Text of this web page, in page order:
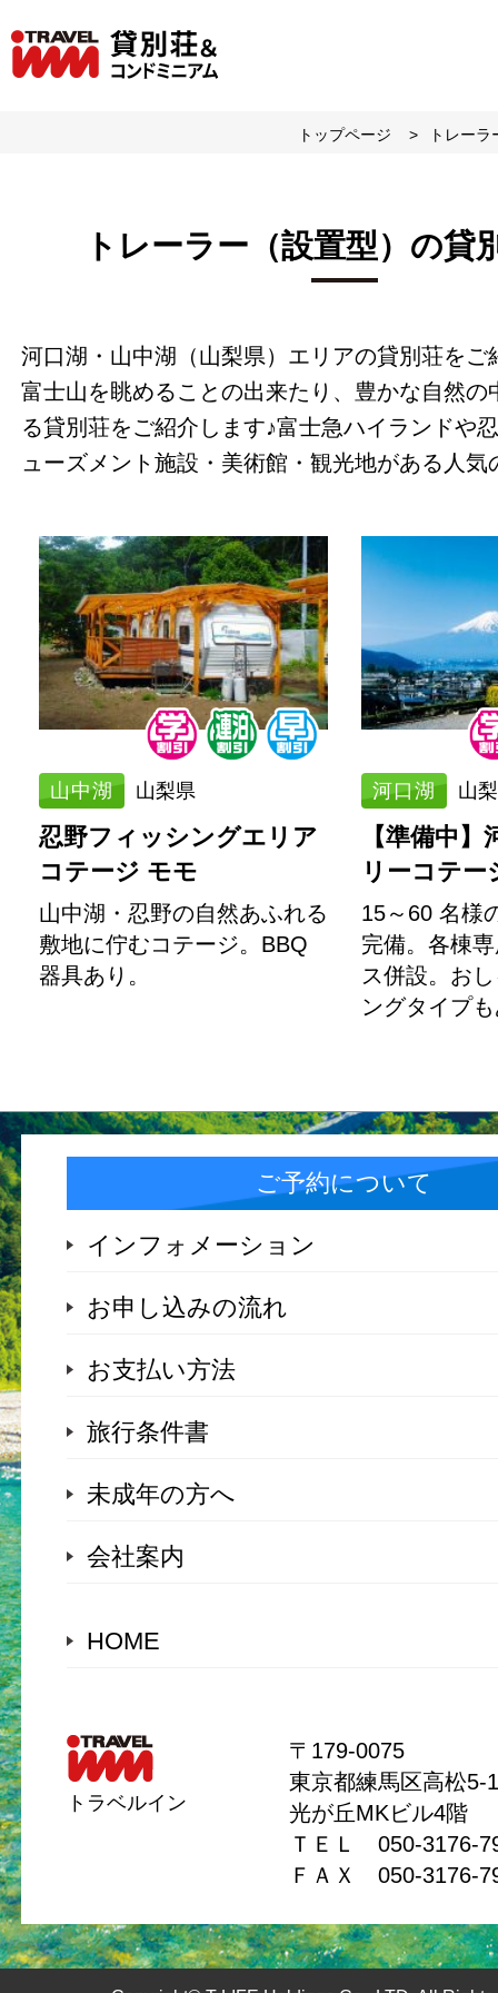
トップページ トレー
トレーラー（設置型）の貸
河口湖・山中湖（山梨県）エリアの貸別荘をご
富士山を眺めることの出来たり、豊かな自然の
る貸別荘をご紹介します♪富士急ハイランドや
ューズメント施設・美術館・観光地がある人気
山中湖 山梨県
忍野フィッシングエリア
コテージ モモ
山中湖・忍野の自然あふれる
敷地に佇むコテージ。BBQ
器具あり。
河口湖 山
【準備中
リーコテー
15～60 名様
完備。各棟
ス併設。お
ングタイプ
ご予約について
インフォメーション
お申し込みの流れ
お支払い方法
旅行条件書
未成年の方へ
会社案内
HOME
トラベルイン
〒179-0075
東京都練馬区高松5-
光が丘MKビル4階
ＴＥＬ 050-3176-
ＦＡＸ 050-3176-